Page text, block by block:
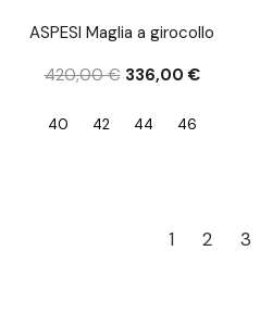
ASPESI Maglia a girocollo
420,00€ 336,00€
40 42 44 46
1 2 3